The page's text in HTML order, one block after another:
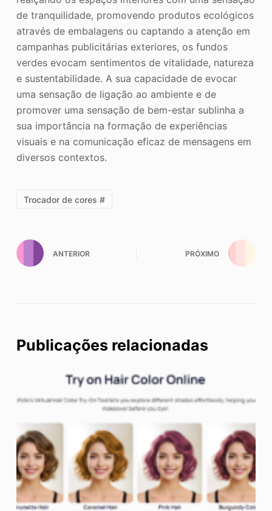
de tranquilidade, promovendo produtos ecológicos
através de embalagens ou captando a atenção em
campanhas publicitárias exteriores, os fundos
verdes evocam sentimentos de vitalidade, natureza
e sustentabilidade. A sua capacidade de evocar
uma sensação de ligação ao ambiente e de
promover uma sensação de bem-estar sublinha a
sua importância na formação de experiências
visuais e na comunicação eficaz de mensagens em
diversos contextos.
Trocador de cores #
ANTERIOR PRÓXIMO
Publicações relacionadas